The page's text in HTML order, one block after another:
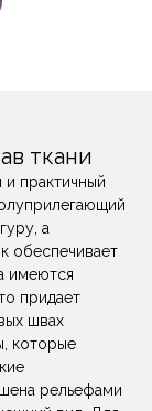
ткани
практичный
а
обеспечивает
имеются
придает
швах
которые
рельефами